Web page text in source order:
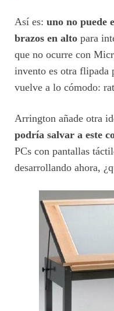
Así es: uno no puede
brazos en alto para
que no ocurre con
invento es otra
vuelve a lo cómodo:
Arrington añade otra
podría salvar a este
PCs con pantallas
desarrollando ahora,